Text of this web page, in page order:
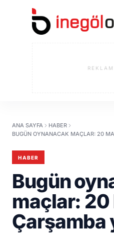
ANA SAYFA
HABER
BUGÜN OYNANACAK MAÇLAR: 20
HABER
Bugün
maçlar: 20
Çarşamba